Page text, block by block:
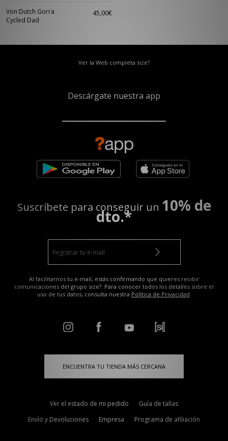
Von Dutch Gorra
Cycled Dad
45,00€
Ver la Web completa size?
Descárgate nuestra app
Suscríbete para conseguir un 10% de
dto.*
Al facilitarnos tu e-mail, estás confirmando que quieres recibir
comunicaciones del grupo size?. Para conocer todos los detalles sobre el
uso de tus datos, consulta nuestra Política de Privacidad.
ENCUENTRA TU TIENDA MÁS CERCANA
Ver el estado de mi pedido
Guía de tallas
Envío y Devoluciones
Empresa Programa de afiliación